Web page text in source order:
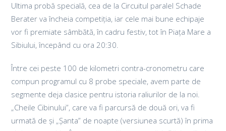
Ultima probă specială, cea de la Circuitul paralel Schade
Berater va încheia competiția, iar cele mai bune echipaje
vor fi premiate sâmbătă, în cadru festiv, tot în Piața Mare a
Sibiului, începând cu ora 20:30.
Între cei peste 100 de kilometri contra-cronometru care
compun programul cu 8 probe speciale, avem parte de
segmente deja clasice pentru istoria raliurilor de la noi.
„Cheile Cibinului”, care va fi parcursă de două ori, va fi
urmată de și „Șanta” de noapte (versiunea scurtă) în prima